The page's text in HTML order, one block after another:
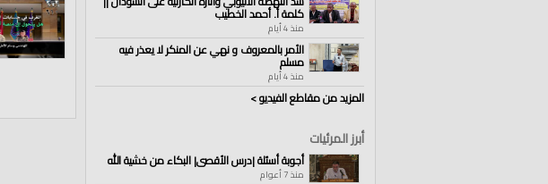
كلمة أ. أحمد الخطيب
منذ 4 أيام
الأمر بالمعروف و نهي عن المنكر لا يعذر فيه
مسلم
منذ 4 أيام
المزيد من مقاطع الفيديو >
أبرز المرئيات
أجوبة أسئلة |درس الأقصى| البكاء من خشية الله
منذ 7 أعوام